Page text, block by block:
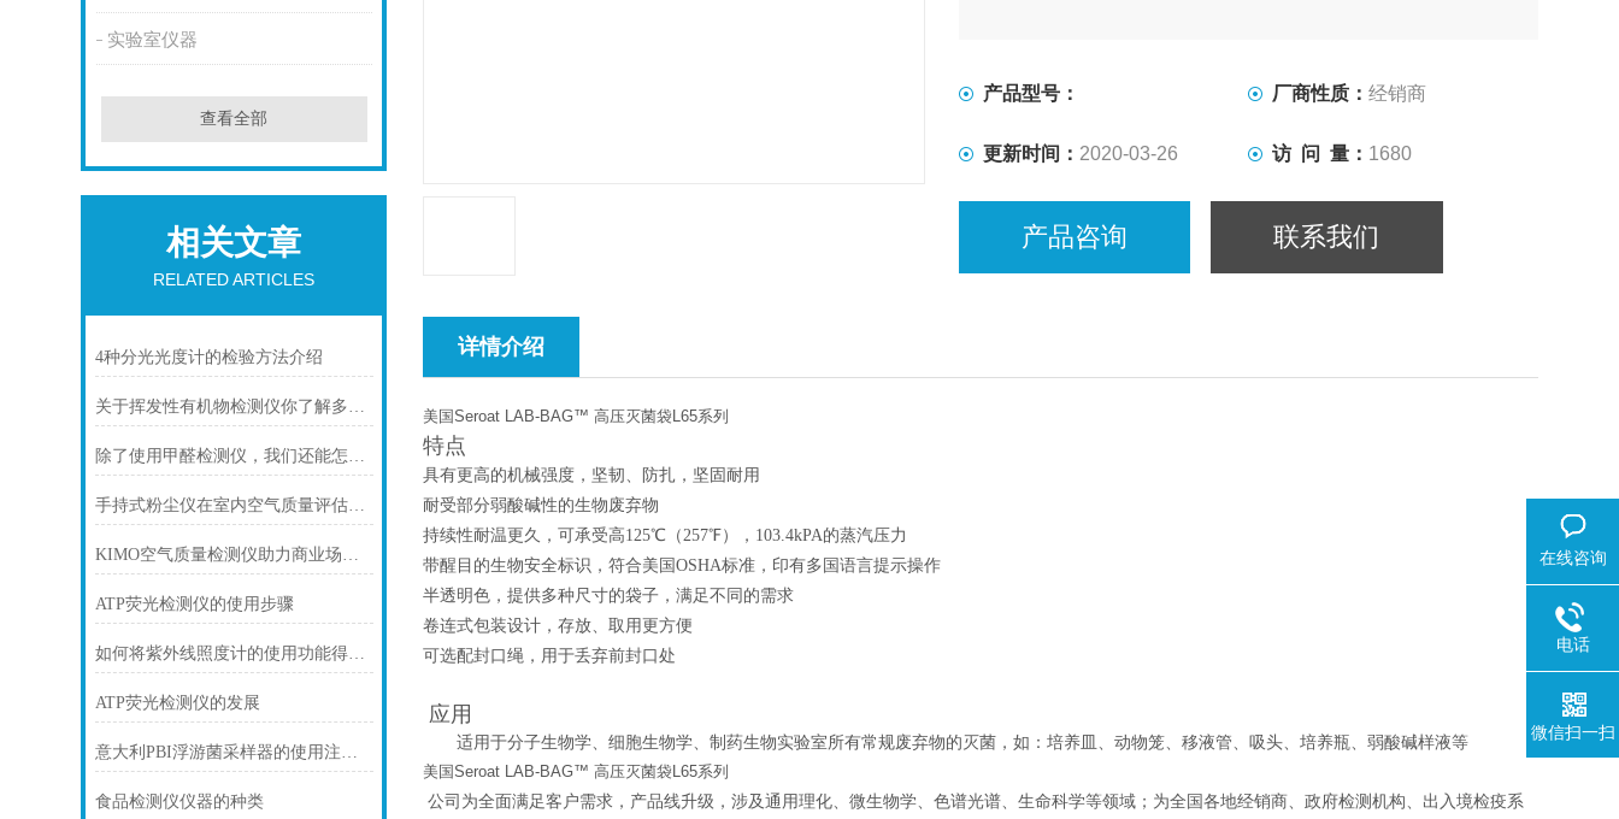
实验室仪器
查看全部
相关文章
RELATED ARTICLES
4种分光光度计的检验方法介绍
关于挥发性有机物检测仪你了解多少？
除了使用甲醛检测仪，我们还能怎么了解甲醛
手持式粉尘仪在室内空气质量评估中的应用
KIMO空气质量检测仪助力商业场所打造优质空气环境
ATP荧光检测仪的使用步骤
如何将紫外线照度计的使用功能得到利用
ATP荧光检测仪的发展
意大利PBI浮游菌采样器的使用注意事项
食品检测仪仪器的种类
产品型号： 厂商性质：经销商
更新时间： 2020-03-26 访 问 量： 1680
产品咨询 联系我们
详情介绍
美国Seroat LAB-BAG™ 高压灭菌袋L65系列
特点
具有更高的机械强度，坚韧、防扎，坚固耐用
耐受部分弱酸碱性的生物废弃物
持续性耐温更久，可承受高125℃（257℉），103.4kPA的蒸汽压力
带醒目的生物安全标识，符合美国OSHA标准，印有多国语言提示操作
半透明色，提供多种尺寸的袋子，满足不同的需求
卷连式包装设计，存放、取用更方便
可选配封口绳，用于丢弃前封口处
应用
适用于分子生物学、细胞生物学、制药生物实验室所有常规废弃物的灭菌，如：培养皿、动物笼、移液管、吸头、培养瓶、弱酸碱样液等
美国Seroat LAB-BAG™ 高压灭菌袋L65系列
公司为全面满足客户需求，产品线升级，涉及通用理化、微生物学、色谱光谱、生命科学等领域；为全国各地经销商、政府检测机构、出入境检疫系
在线咨询
电话
微信扫一扫